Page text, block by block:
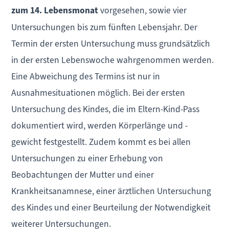
zum 14. Lebensmonatvorgesehen, sowie vier
Untersuchungen bis zum fünften Lebensjahr. Der
Termin der ersten Untersuchung muss grundsätzlich
in der ersten Lebenswoche wahrgenommen werden.
Eine Abweichung des Termins ist nur in
Ausnahmesituationen möglich. Bei der ersten
Untersuchung des Kindes, die im Eltern-Kind-Pass
dokumentiert wird, werden Körperlänge und -
gewicht festgestellt. Zudem kommt es bei allen
Untersuchungen zu einer Erhebung von
Beobachtungen der Mutter und einer
Krankheitsanamnese, einer ärztlichen Untersuchung
des Kindes und einer Beurteilung der Notwendigkeit
weiterer Untersuchungen.